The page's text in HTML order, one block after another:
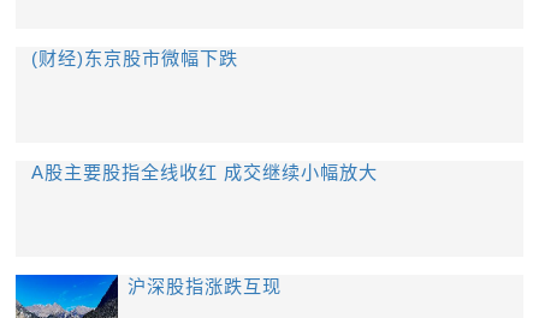
(财经)东京股市微幅下跌
A股主要股指全线收红 成交继续小幅放大
沪深股指涨跌互现